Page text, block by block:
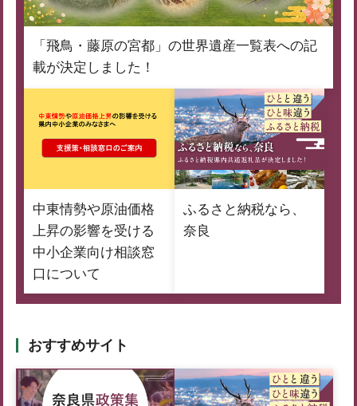
「飛鳥・藤原の宮都」の世界遺産一覧表への記
載が決定しました！
中東情勢や原油価格
上昇の影響を受ける
中小企業向け相談窓
口について
ふるさと納税なら、
奈良
おすすめサイト